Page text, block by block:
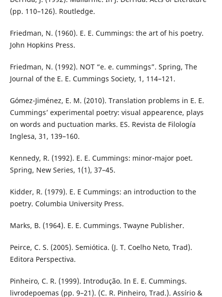
(pp. 110–126). Routledge.
Friedman, N. (1960). E. E. Cummings: the art of his poetry.
John Hopkins Press.
Friedman, N. (1992). NOT “e. e. cummings”. Spring, The
Journal of the E. E. Cummings Society, 1, 114–121.
Gómez-Jiménez, E. M. (2010). Translation problems in E. E.
Cummings’ experimental poetry: visual appearence, plays
on words and puctuation marks. ES. Revista de Filología
Inglesa, 31, 139–160.
Kennedy, R. (1992). E. E. Cummings: minor-major poet.
Spring, New Series, 1(1), 37–45.
Kidder, R. (1979). E. E Cummings: an introduction to the
poetry. Columbia University Press.
Marks, B. (1964). E. E. Cummings. Twayne Publisher.
Peirce, C. S. (2005). Semiótica. (J. T. Coelho Neto, Trad).
Editora Perspectiva.
Pinheiro, C. R. (1999). Introdução. In E. E. Cummings.
livrodepoemas (pp. 9–21). (C. R. Pinheiro, Trad.). Assírio &